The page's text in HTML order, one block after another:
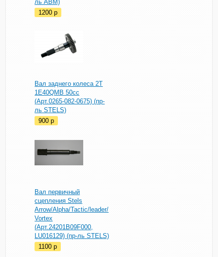
ль ABM)
1200p
Вал заднего колеса 2T
1E40QMB 50cc
(Арт.0265-082-0675) (пр-
ль STELS)
900p
Вал первичный
сцепления Stels
Arrow/Alpha/Tactic/leader/
Vortex
(Арт.24201B09F000,
LU016129) (пр-ль STELS)
1100p